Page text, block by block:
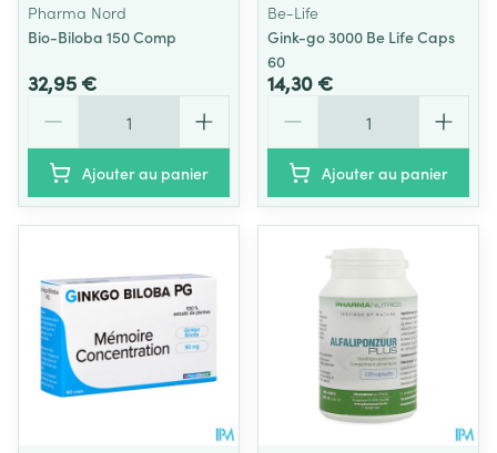
Pharma Nord
Bio-Biloba 150 Comp
32,95 €
Ajouter au panier
Be-Life
Gink-go 3000 Be Life Caps
60
14,30 €
Ajouter au panier